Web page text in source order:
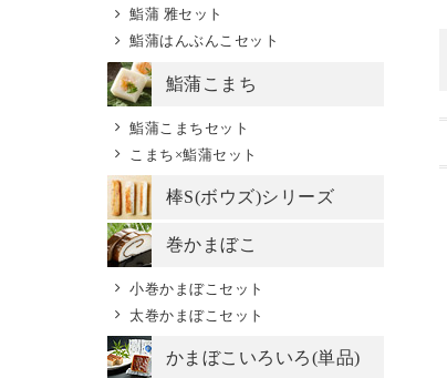
鮨蒲 雅セット
鮨蒲はんぶんこセット
鮨蒲こまち
鮨蒲こまちセット
こまち×鮨蒲セット
棒S(ボウズ)シリーズ
巻かまぼこ
小巻かまぼこセット
太巻かまぼこセット
かまぼこいろいろ(単品)